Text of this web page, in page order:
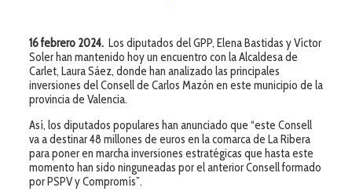
16 febrero 2024. Los diputados del GPP, Elena Bastidas y Víctor
Soler han mantenido hoy un encuentro con la Alcaldesa de
Carlet, Laura Sáez, donde han analizado las principales
inversiones del Consell de Carlos Mazón en este municipio de la
provincia de Valencia.
Así, los diputados populares han anunciado que “este Consell
va a destinar 48 millones de euros en la comarca de La Ribera
para poner en marcha inversiones estratégicas que hasta este
momento han sido ninguneadas por el anterior Consell formado
por PSPV y Compromís”.